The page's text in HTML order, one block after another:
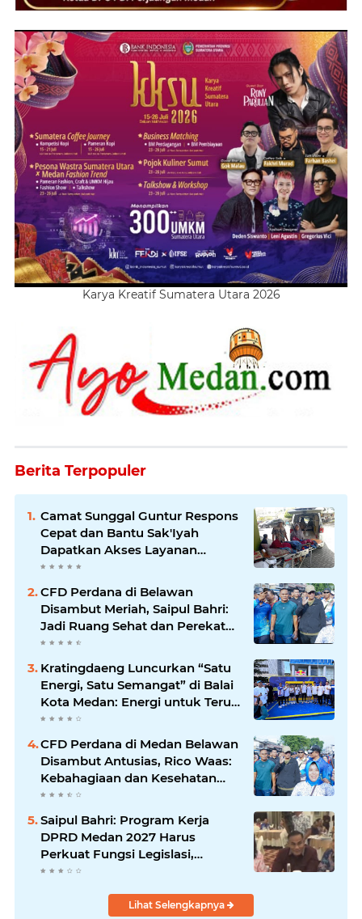
Karya Kreatif Sumatera Utara 2026
Berita Terpopuler
Camat Sunggal Guntur Respons
Cepat dan Bantu Sak'Iyah
Dapatkan Akses Layanan
Kesehatan
CFD Perdana di Belawan
Disambut Meriah, Saipul Bahri:
Jadi Ruang Sehat dan Perekat
Kebersamaan Warga Medan
Utara
Kratingdaeng Luncurkan “Satu
Energi, Satu Semangat” di Balai
Kota Medan: Energi untuk Terus
Bergerak Maju
CFD Perdana di Medan Belawan
Disambut Antusias, Rico Waas:
Kebahagiaan dan Kesehatan
Harus Hadir di Seluruh Penjuru
Kota
Saipul Bahri: Program Kerja
DPRD Medan 2027 Harus
Perkuat Fungsi Legislasi,
Anggaran dan Pengawasan
Lihat Selengkapnya